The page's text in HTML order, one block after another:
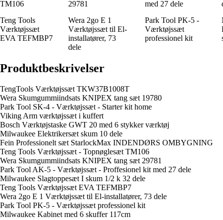
TM106
29781
med 27 dele
Teng Tools
Værktøjssæt
EVA TEFMBP7
Wera 2go E 1
Værktøjssæt til El-
installatører, 73
dele
Park Tool PK-5 -
Værktøjssæt
professionel kit
Produktbeskrivelser
TengTools Værktøjssæt TKW37B1008T
Wera Skumgummiindsats KNIPEX tang sæt 19780
Park Tool SK-4 - Værktøjssæt - Starter kit home
Viking Arm værktøjssæt i kuffert
Bosch Værktøjstaske GWT 20 med 6 stykker værktøj
Milwaukee Elektrikersæt skum 10 dele
Fein Professionelt sæt StarlockMax INDENDØRS OMBYGNING
Teng Tools Værktøjssæt - Topnøglesæt TM106
Wera Skumgummiindsats KNIPEX tang sæt 29781
Park Tool AK-5 - Værktøjssæt - Proffesionel kit med 27 dele
Milwaukee Slagtoppesæt I skum 1/2 k 32 dele
Teng Tools Værktøjssæt EVA TEFMBP7
Wera 2go E 1 Værktøjssæt til El-installatører, 73 dele
Park Tool PK-5 - Værktøjssæt professionel kit
Milwaukee Kabinet med 6 skuffer 117cm